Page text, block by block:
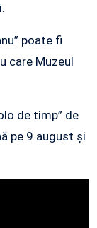
poate fi
care Muzeul
de timp” de
pe 9 august și